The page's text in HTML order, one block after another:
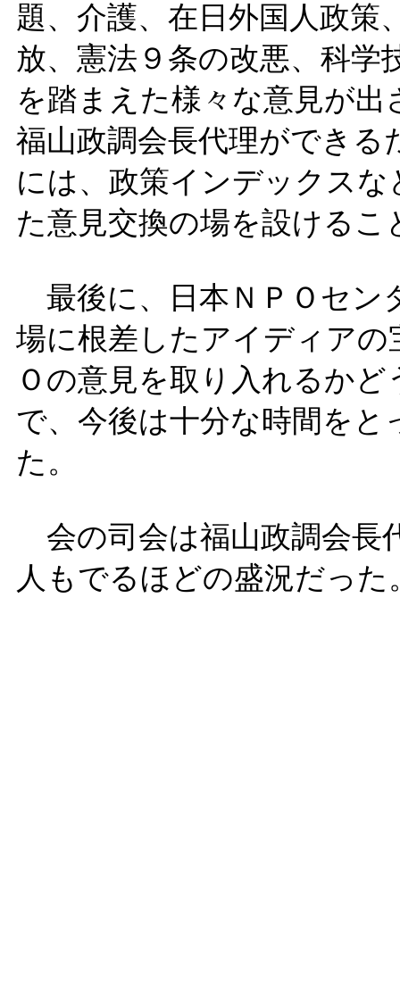
題、介護、在日外国人政策
放、憲法９条の改悪、科学
を踏まえた様々な意見が
福山政調会長代理ができ
には、政策インデックス
た意見交換の場を設けるこ
最後に、日本ＮＰＯセン
場に根差したアイディア
Ｏの意見を取り入れるか
で、今後は十分な時間を
た。
会の司会は福山政調会長
人もでるほどの盛況だった